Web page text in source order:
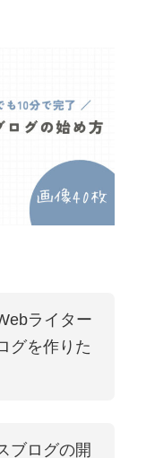
ライター
グを作りた
ブログの開